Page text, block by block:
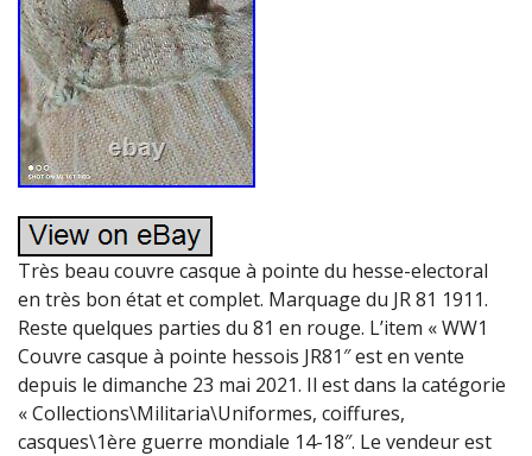
Très beau couvre casque à pointe du hesse-electoral
en très bon état et complet. Marquage du JR 81 1911.
Reste quelques parties du 81 en rouge. L’item « WW1
Couvre casque à pointe hessois JR81″ est en vente
depuis le dimanche 23 mai 2021. Il est dans la catégorie
« Collections\Militaria\Uniformes, coiffures,
casques\1ère guerre mondiale 14-18″. Le vendeur est